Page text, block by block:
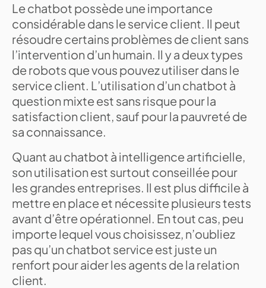
Le chatbot possède une importance
considérable dans le service client. Il peut
résoudre certains problèmes de client sans
l’intervention d’un humain. Il y a deux types
de robots que vous pouvez utiliser dans le
service client. L’utilisation d’un chatbot à
question mixte est sans risque pour la
satisfaction client, sauf pour la pauvreté de
sa connaissance.
Quant au chatbot à intelligence artificielle,
son utilisation est surtout conseillée pour
les grandes entreprises. Il est plus difficile à
mettre en place et nécessite plusieurs tests
avant d’être opérationnel. En tout cas, peu
importe lequel vous choisissez, n’oubliez
pas qu’un chatbot service est juste un
renfort pour aider les agents de la relation
client.